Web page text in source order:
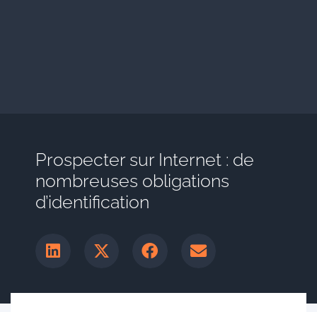
Prospecter sur Internet : de
nombreuses obligations
d’identification